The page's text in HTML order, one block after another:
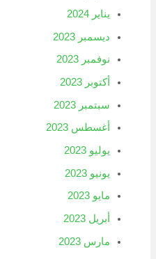
يناير 2024
ديسمبر 2023
نوفمبر 2023
أكتوبر 2023
سبتمبر 2023
أغسطس 2023
يوليو 2023
يونيو 2023
مايو 2023
أبريل 2023
مارس 2023